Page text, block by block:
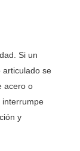
Si un
articulado se
acero o
interrumpe
y